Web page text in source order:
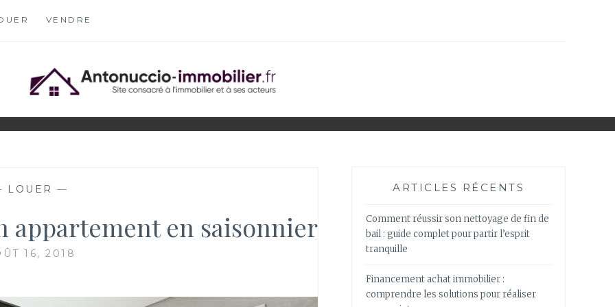
VENDRE
LOUER —
appartement en saisonnier
16, 2018
ARTICLES RÉCENTS
Comment réussir son nettoyage de fin de
bail : guide complet pour partir l’esprit
tranquille
Financement achat immobilier :
comprendre les solutions pour réaliser